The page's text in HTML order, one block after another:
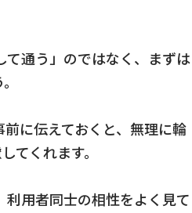
通う」のではなく、まずは
に伝えておくと、無理に輪
てくれます。
用者同士の相性をよく見て